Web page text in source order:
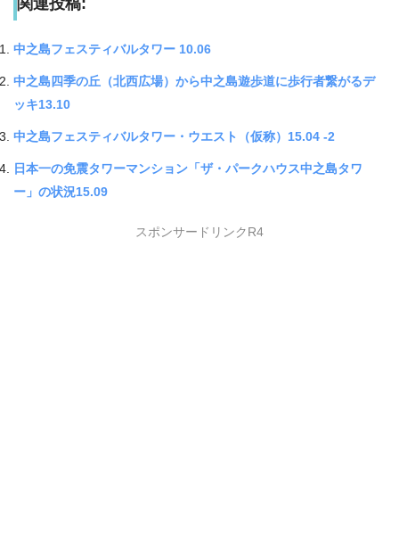
中之島フェスティバルタワー 10.06
中之島四季の丘（北西広場）から中之島遊歩道に歩行者繋がるデ
ッキ13.10
中之島フェスティバルタワー・ウエスト（仮称）15.04 -2
日本一の免震タワーマンション「ザ・パークハウス中之島タワ
ー」の状況15.09
スポンサードリンクR4